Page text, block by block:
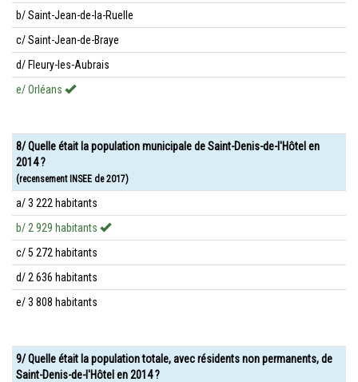
b/ Saint-Jean-de-la-Ruelle
c/ Saint-Jean-de-Braye
d/ Fleury-les-Aubrais
e/ Orléans
8/ Quelle était la population municipale de Saint-Denis-de-l'Hôtel en
2014 ?
(recensement INSEE de 2017)
a/ 3 222 habitants
b/ 2 929 habitants
c/ 5 272 habitants
d/ 2 636 habitants
e/ 3 808 habitants
9/ Quelle était la population totale, avec résidents non permanents, de
Saint-Denis-de-l'Hôtel en 2014 ?